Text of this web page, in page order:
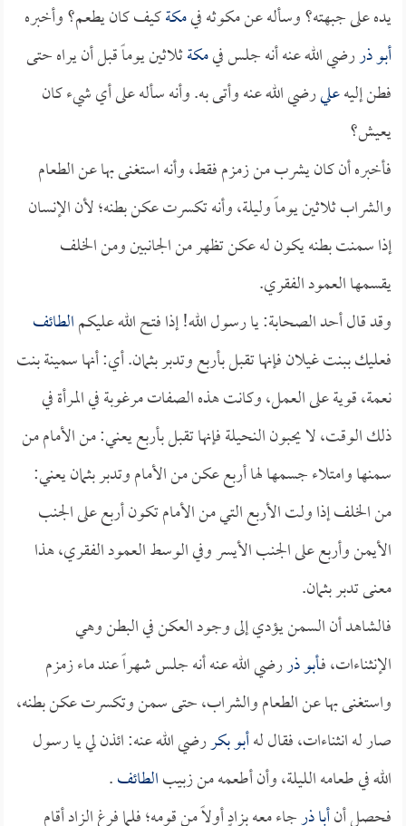
يده على جبهته؟ وسأله عن مكوثه فيمكةكيف كان يطعم؟ وأخبره
أبو ذررضي الله عنه أنه جلس فيمكةثلاثين يوماً قبل أن يراه حتى
فطن إليهعليرضي الله عنه وأتى به. وأنه سأله على أي شيء كان
يعيش؟
فأخبره أن كان يشرب من زمزم فقط، وأنه استغنى بها عن الطعام
والشراب ثلاثين يوماً وليلة، وأنه تكسرت عكن بطنه؛ لأن الإنسان
إذا سمنت بطنه يكون له عكن تظهر من الجانبين ومن الخلف
يقسمها العمود الفقري.
وقد قال أحد الصحابة: يا رسول الله! إذا فتح الله عليكمالطائف
فعليك ببنت غيلان فإنها تقبل بأربع وتدبر بثمان. أي: أنها سمينة بنت
نعمة، قوية على العمل، وكانت هذه الصفات مرغوبة في المرأة في
ذلك الوقت، لا يحبون النحيلة فإنها تقبل بأربع يعني: من الأمام من
سمنها وامتلاء جسمها لها أربع عكن من الأمام وتدبر بثمان يعني:
من الخلف إذا ولت الأربع التي من الأمام تكون أربع على الجنب
الأيمن وأربع على الجنب الأيسر وفي الوسط العمود الفقري، هذا
معنى تدبر بثمان.
فالشاهد أن السمن يؤدي إلى وجود العكن في البطن وهي
الإنثناءات، فـأبو ذررضي الله عنه أنه جلس شهراً عند ماء زمزم
واستغنى بها عن الطعام والشراب، حتى سمن وتكسرت عكن بطنه،
صار له انثناءات، فقال لهأبو بكررضي الله عنه: ائذن لي يا رسول
الله في طعامه الليلة، وأن أطعمه من زبيبالطائف.
فحصل أنأبا ذرجاء معه بزادٍ أولاً من قومه؛ فلما فرغ الزاد أقام